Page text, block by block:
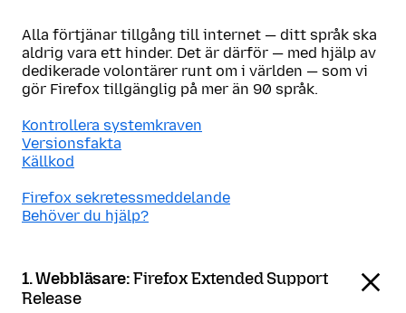
Alla förtjänar tillgång till internet — ditt språk ska
aldrig vara ett hinder. Det är därför — med hjälp av
dedikerade volontärer runt om i världen — som vi
gör Firefox tillgänglig på mer än 90 språk.
Kontrollera systemkraven
Versionsfakta
Källkod
Firefox sekretessmeddelande
Behöver du hjälp?
1. Webbläsare:Firefox Extended Support
Release